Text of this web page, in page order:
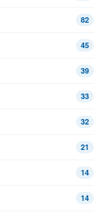
82
45
39
33
32
21
14
14